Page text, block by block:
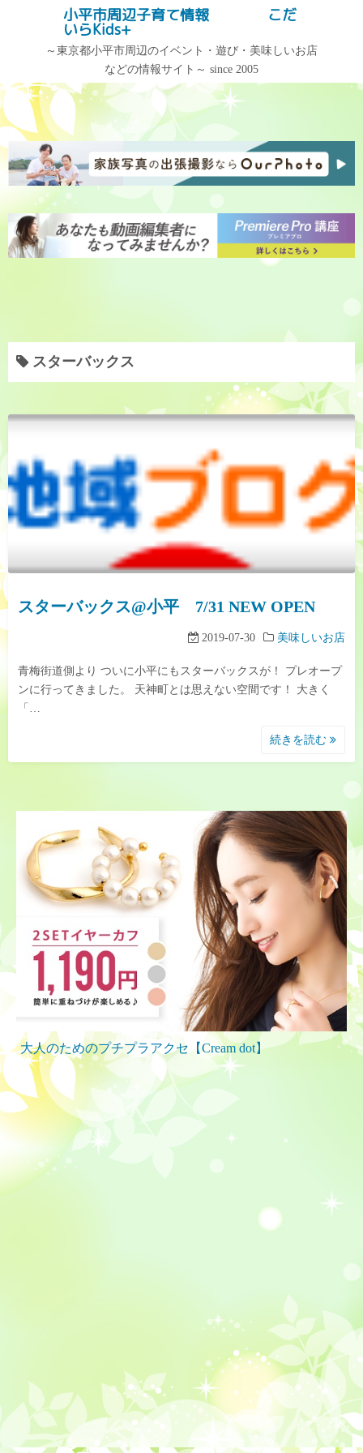
ツ
へ
キ
記事検索
記事カテゴリー
記
事
カ
テ
ゴ
リ
ー
カ
イ
小平市周辺子育て情報 こだ
いらKids+
～東京都小平市周辺のイベント・遊び・美味しいお店
などの情報サイト～ since 2005
スターバックス
スターバックス@小平 7/31 NEW OPEN
2019-07-30 美味しいお店
青梅街道側より ついに小平にもスターバックスが！ プレオープ
ンに行ってきました。 天神町とは思えない空間です！ 大きく
「…
続きを読む
大人のためのプチプラアクセ【Cream dot】